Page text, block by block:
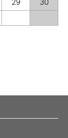
29
30